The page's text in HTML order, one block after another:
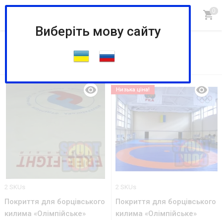
За запитом вільної знайдено 8 шт.
2 SKUs
Покриття для борцівського
килима «Олімпійське»
2 SKUs
Покриття для борцівського
килима «Олімпійське»
Низька ціна!
Виберіть мову сайту